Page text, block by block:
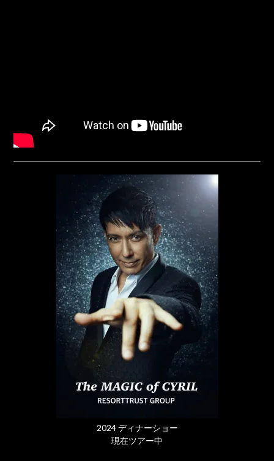
2024 ディナーショー
現在ツアー中